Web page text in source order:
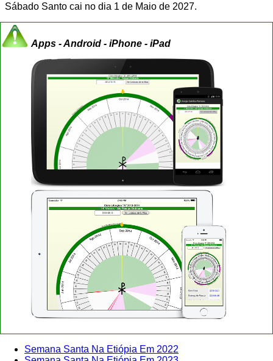
Sábado Santo cai no dia 1 de Maio de 2027.
Apps - Android - iPhone - iPad
Semana Santa Na Etiópia Em 2022